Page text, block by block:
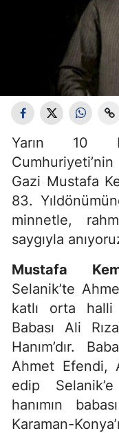
Yarın 10
Gazi Mustafa
83.
minnetle,
saygıyla
Mustafa
Selanik’te
katlı orta halli
Babası Ali
Hanım’dır.
Ahmet Efendi,
edip
hanımın
Karaman-